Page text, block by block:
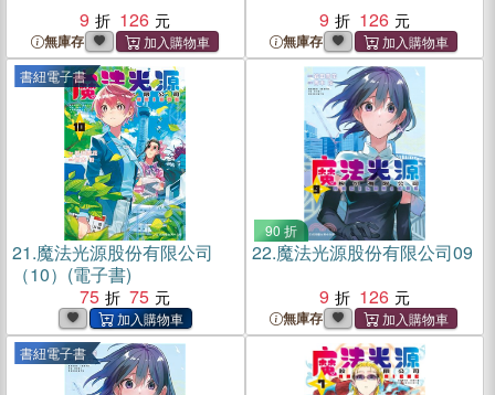
9 126
無庫存
9 126
無庫存
書紐電子書
21.魔法光源股份有限公司
（10）(電子書)
75
75
90 折
22.魔法光源股份有限公司09
9
126
無庫存
書紐電子書